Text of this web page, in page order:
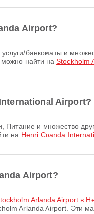
Airport?
можно найти наStockholm
Airport?
на Henri Coanda
Airport?
Arlanda Airport в
Arlanda Airport. Эти